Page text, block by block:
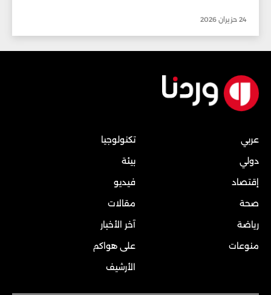
24 حزيران 2026
عربي
دولي
إقتصاد
صحة
رياضة
منوعات
تكنولوجيا
بيئة
فيديو
مقالات
آخر الأخبار
على هواكم
الأرشيف